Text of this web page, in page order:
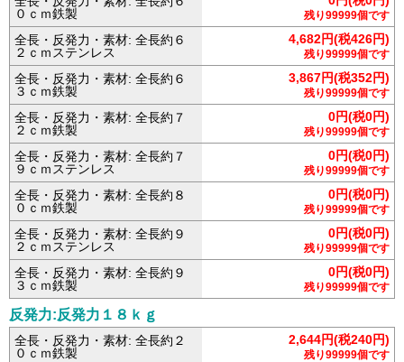
０ｃｍ鉄製
残り99999個です
全長・反発力・素材: 全長約６
２ｃｍステンレス
4,682円(税426円)
残り99999個です
全長・反発力・素材: 全長約６
３ｃｍ鉄製
3,867円(税352円)
残り99999個です
全長・反発力・素材: 全長約７
２ｃｍ鉄製
0円(税0円)
残り99999個です
全長・反発力・素材: 全長約７
９ｃｍステンレス
0円(税0円)
残り99999個です
全長・反発力・素材: 全長約８
０ｃｍ鉄製
0円(税0円)
残り99999個です
全長・反発力・素材: 全長約９
２ｃｍステンレス
0円(税0円)
残り99999個です
全長・反発力・素材: 全長約９
３ｃｍ鉄製
0円(税0円)
残り99999個です
反発力:反発力１８ｋｇ
全長・反発力・素材: 全長約２
０ｃｍ鉄製
2,644円(税240円)
残り99999個です